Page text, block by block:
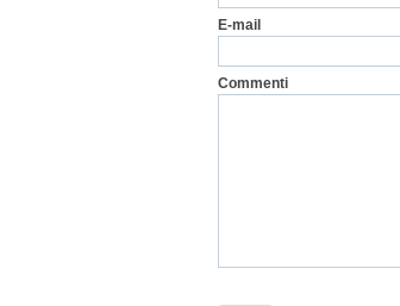
E-mail
Commenti